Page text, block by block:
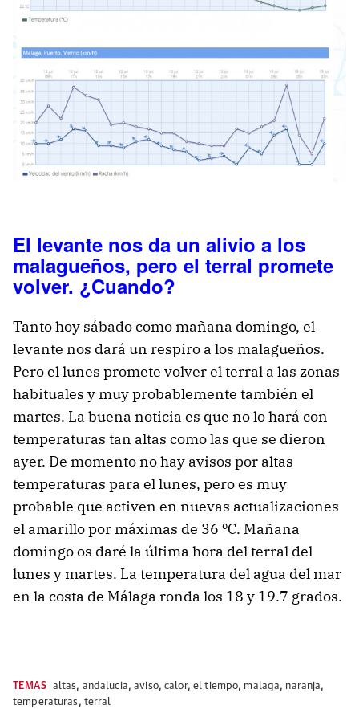
El levante nos da un alivio a los
malagueños, pero el terral promete
volver. ¿Cuando?
Tanto hoy sábado como mañana domingo, el
levante nos dará un respiro a los malagueños.
Pero el lunes promete volver el terral a las zonas
habituales y muy probablemente también el
martes. La buena noticia es que no lo hará con
temperaturas tan altas como las que se dieron
ayer. De momento no hay avisos por altas
temperaturas para el lunes, pero es muy
probable que activen en nuevas actualizaciones
el amarillo por máximas de 36 ºC. Mañana
domingo os daré la última hora del terral del
lunes y martes. La temperatura del agua del mar
en la costa de Málaga ronda los 18 y 19.7 grados.
TEMAS altas, andalucia,aviso,calor, el tiempo, malaga, naranja,
temperaturas, terral